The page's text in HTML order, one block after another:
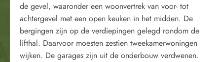
de gevel, waaronder een woonvertrek van voor- tot
achtergevel met een open keuken in het midden. De
bergingen zijn op de verdiepingen gelegd rondom de
lifthal. Daarvoor moesten zestien tweekamerwoningen
wijken. De garages zijn uit de onderbouw verdwenen.